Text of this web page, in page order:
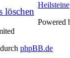
löschen
Heilsteine
Powered
phpBB.de